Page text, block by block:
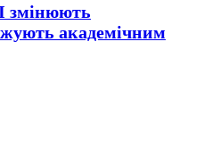
змінюють
академічним